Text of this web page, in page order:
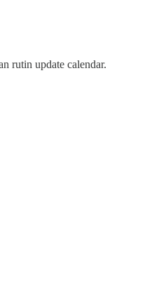
rutin update calendar.